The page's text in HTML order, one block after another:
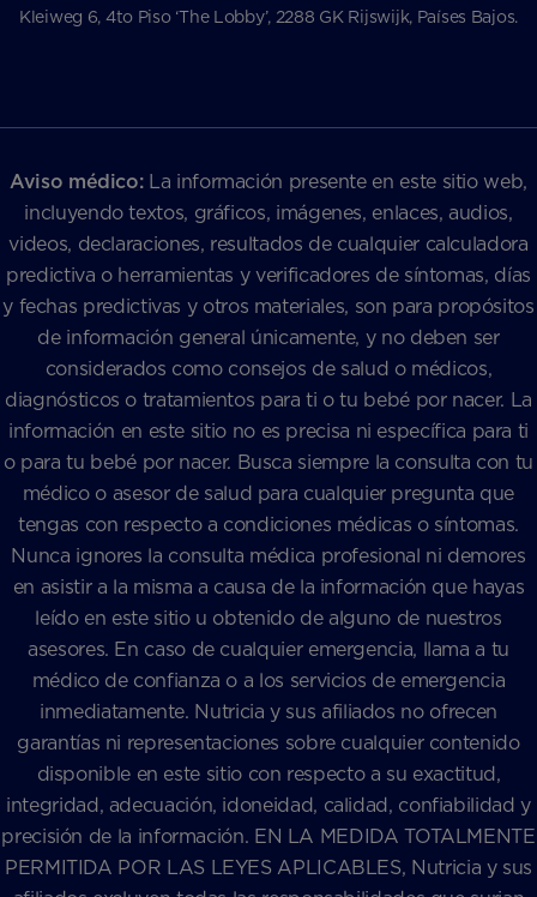
Kleiweg 6, 4to Piso ‘The Lobby’, 2288 GK Rijswijk, Países Bajos.
Aviso médico:La información presente en este sitio web,
incluyendo textos, gráficos, imágenes, enlaces, audios,
videos, declaraciones, resultados de cualquier calculadora
predictiva o herramientas y verificadores de síntomas, días
y fechas predictivas y otros materiales, son para propósitos
de información general únicamente, y no deben ser
considerados como consejos de salud o médicos,
diagnósticos o tratamientos para ti o tu bebé por nacer. La
información en este sitio no es precisa ni específica para ti
o para tu bebé por nacer. Busca siempre la consulta con tu
médico o asesor de salud para cualquier pregunta que
tengas con respecto a condiciones médicas o síntomas.
Nunca ignores la consulta médica profesional ni demores
en asistir a la misma a causa de la información que hayas
leído en este sitio u obtenido de alguno de nuestros
asesores. En caso de cualquier emergencia, llama a tu
médico de confianza o a los servicios de emergencia
inmediatamente. Nutricia y sus afiliados no ofrecen
garantías ni representaciones sobre cualquier contenido
disponible en este sitio con respecto a su exactitud,
integridad, adecuación, idoneidad, calidad, confiabilidad y
precisión de la información. EN LA MEDIDA TOTALMENTE
PERMITIDA POR LAS LEYES APLICABLES, Nutricia y sus